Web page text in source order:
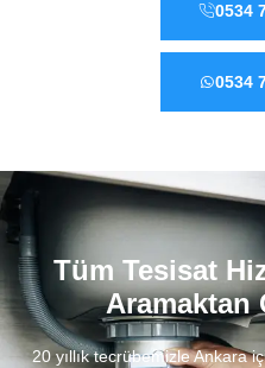
0534
0534
Tüm Tesisat
Aramaktan
20 yıllık tecrübemizle Ankara